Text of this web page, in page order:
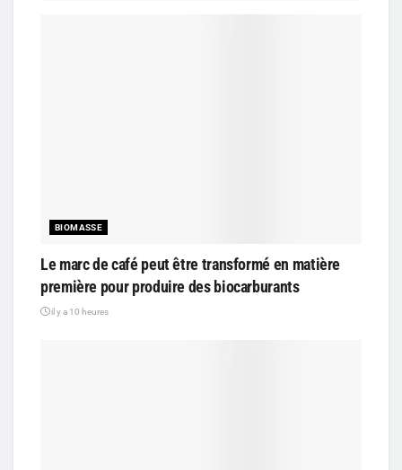
BIOMASSE
Le marc de café peut être transformé en matière
première pour produire des biocarburants
il y a 10 heures